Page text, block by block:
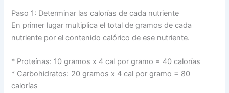
Paso 1: Determinar las calorías de cada nutriente
En primer lugar multiplica el total de gramos de cada
nutriente por el contenido calórico de ese nutriente.
* Proteínas: 10 gramos x 4 cal por gramo = 40 calorías
* Carbohidratos: 20 gramos x 4 cal por gramo = 80
calorías